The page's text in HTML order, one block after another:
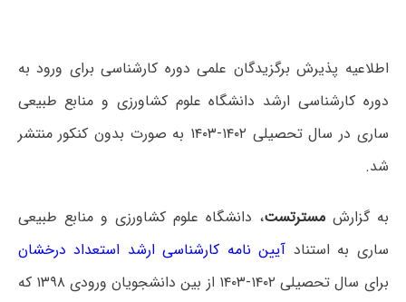
اطلاعیه پذیرش برگزیدگان علمی دوره کارشناسی برای ورود به
دوره کارشناسی ارشد دانشگاه علوم کشاورزی و منابع طبیعی
ساری در سال تحصیلی ۱۴۰۲-۱۴۰۳ به صورت بدون کنکور منتشر
شد.
به گزارشمسترتست، دانشگاه علوم کشاورزی و منابع طبیعی
ساری به استناد آیین نامه کارشناسی ارشد استعداد درخشان
برای سال تحصیلی ۱۴۰۲-۱۴۰۳ از بین دانشجویان ورودی ۱۳۹۸ که